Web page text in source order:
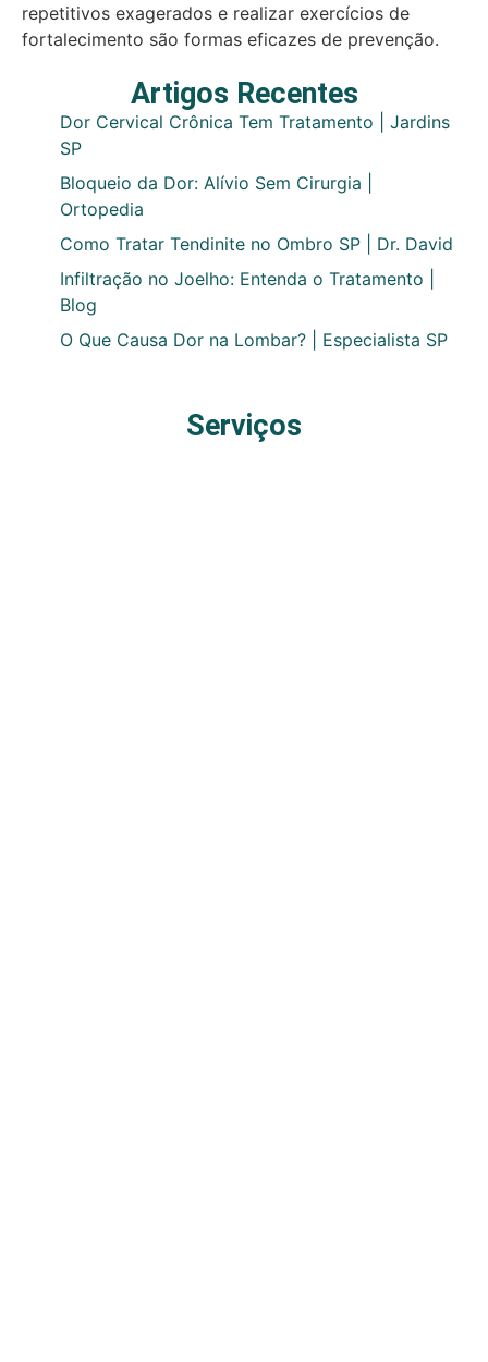
repetitivos exagerados e realizar exercícios de
fortalecimento são formas eficazes de prevenção.
Artigos Recentes
Dor Cervical Crônica Tem Tratamento | Jardins
SP
Bloqueio da Dor: Alívio Sem Cirurgia |
Ortopedia
Como Tratar Tendinite no Ombro SP | Dr. David
Infiltração no Joelho: Entenda o Tratamento |
Blog
O Que Causa Dor na Lombar? | Especialista SP
Serviços